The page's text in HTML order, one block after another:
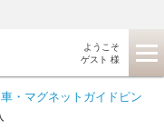
ようこそ
ゲスト 様
車・マグネットガイドピン